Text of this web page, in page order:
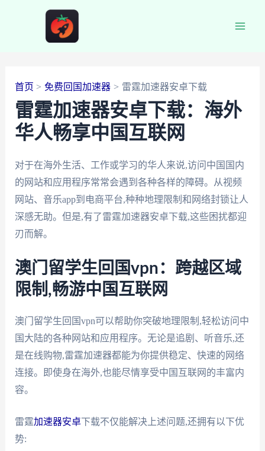
首页 免费回国加速器 雷霆加速器安卓下载
雷霆加速器安卓下载：海外
华人畅享中国互联网
对于在海外生活、工作或学习的华人来说,访问中国国内
的网站和应用程序常常会遇到各种各样的障碍。从视频
网站、音乐app到电商平台,种种地理限制和网络封锁让人
深感无助。但是,有了雷霆加速器安卓下载,这些困扰都迎
刃而解。
澳门留学生回国vpn：跨越区域
限制,畅游中国互联网
澳门留学生回国vpn可以帮助你突破地理限制,轻松访问中
国大陆的各种网站和应用程序。无论是追剧、听音乐,还
是在线购物,雷霆加速器都能为你提供稳定、快速的网络
连接。即使身在海外,也能尽情享受中国互联网的丰富内
容。
雷霆加速器安卓下载不仅能解决上述问题,还拥有以下优
势: